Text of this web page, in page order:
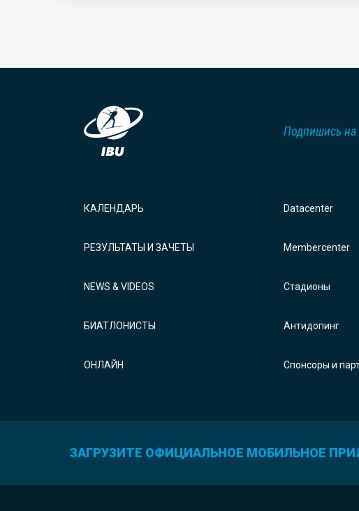
Подпишись на
КАЛЕНДАРЬ
РЕЗУЛЬТАТЫ И ЗАЧЕТЫ
NEWS & VIDEOS
БИАТЛОНИСТЫ
ОНЛАЙН
Datacenter
Membercenter
Стадионы
Антидопинг
Спонсоры и
ЗАГРУЗИТЕ ОФИЦИАЛЬНОЕ МОБИЛЬНОЕ